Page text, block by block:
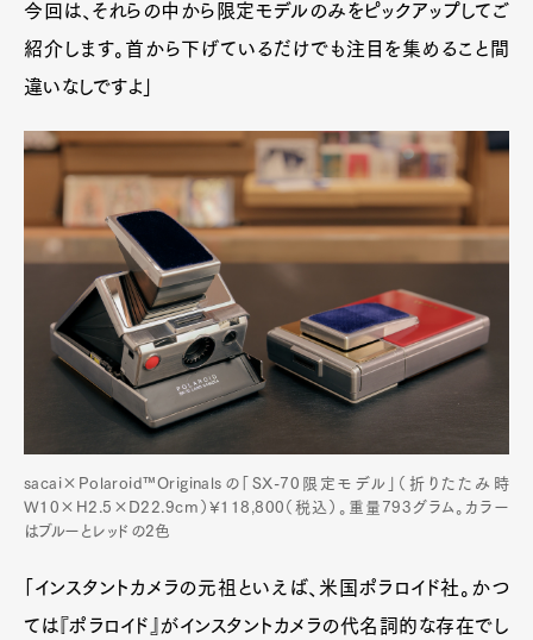
今回は、それらの中から限定モデルのみをピックアップしてご
紹介します。首から下げているだけでも注目を集めること間
違いなしですよ」
sacai×Polaroid™Originalsの「SX-70限定モデル」（折りたたみ時
W10×H2.5×D22.9cm）¥118,800（税込）。重量793グラム。カラー
はブルーとレッドの2色
「インスタントカメラの元祖といえば、米国ポラロイド社。かつ
ては『ポラロイド』がインスタントカメラの代名詞的な存在でし